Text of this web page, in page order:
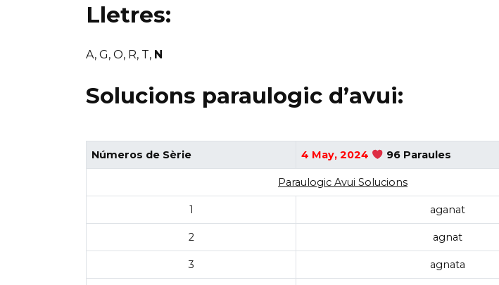
Lletres:
A, G, O, R, T, N
Solucions paraulogic d’avui:
Números de Sèrie 4 May, 2024 96 Paraules
Paraulogic Avui Solucions
1 aganat
2 agnat
3 agnata